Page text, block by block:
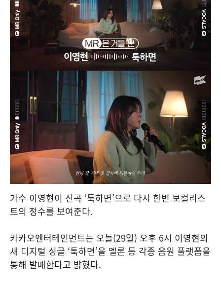
가수 이영현이 신곡 ‘툭하면’으로 다시 한번 보컬리스
트의 정수를 보여준다.
카카오엔터테인먼트는 오늘(29일) 오후 6시 이영현의
새 디지털 싱글 ‘툭하면’을 멜론 등 각종 음원 플랫폼을
통해 발매한다고 밝혔다.